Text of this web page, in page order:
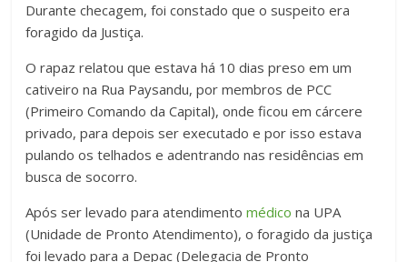
Durante checagem, foi constado que o suspeito era
foragido da Justiça.
O rapaz relatou que estava há 10 dias preso em um
cativeiro na Rua Paysandu, por membros de PCC
(Primeiro Comando da Capital), onde ficou em cárcere
privado, para depois ser executado e por isso estava
pulando os telhados e adentrando nas residências em
busca de socorro.
Após ser levado para atendimentomédico na UPA
(Unidade de Pronto Atendimento), o foragido da justiça
foi levado para a Depac (Delegacia de Pronto